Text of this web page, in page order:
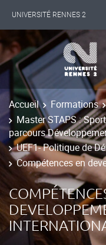
UNIVERSITÉ RENNES 2
INTERNATIONAL
LES NOUVELLES DE RENNES
Accueil Formations
Master STAPS :
parcours
UEF1- Politique de
Compétences en